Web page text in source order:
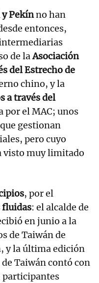
Pekínno han
entonces,
de laAsociación
del Estrecho de
chino, y la
a través del
por el MAC; unos
gestionan
pero cuyo
visto muy limitado
, por el
fluidas: el alcalde de
en junio a la
de Taiwán de
y la última edición
Taiwán contó con
participantes